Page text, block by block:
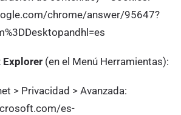
chrome/answer/95647?
(en el Menú Herramientas):
> Privacidad > Avanzada:
es-